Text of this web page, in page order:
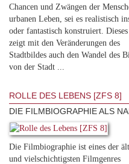
Chancen und Zwängen der
urbanen Leben, sei es realistisch
oder fantastisch konstruiert.
zeigt mit den Veränderungen des
Stadtbildes auch den Wandel des
von der Stadt ...
ROLLE DES LEBENS [ZFS 8]
DIE FILMBIOGRAPHIE ALS
Die Filmbiographie ist eines der
und vielschichtigsten Filmgenres